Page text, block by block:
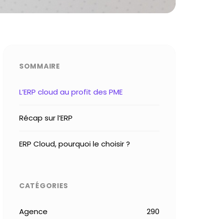
SOMMAIRE
L’ERP cloud au profit des PME
Récap sur l’ERP
ERP Cloud, pourquoi le choisir ?
CATÉGORIES
Agence 290